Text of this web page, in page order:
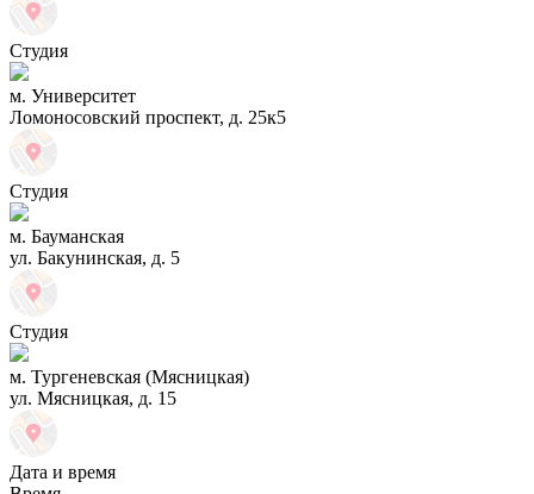
Студия
м. Университет
Ломоносовский проспект, д. 25к5
Студия
м. Бауманская
ул. Бакунинская, д. 5
Студия
м. Тургеневская (Мясницкая)
ул. Мясницкая, д. 15
Дата и время